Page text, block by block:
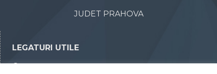
JUDET PRAHOVA
LEGATURI UTILE